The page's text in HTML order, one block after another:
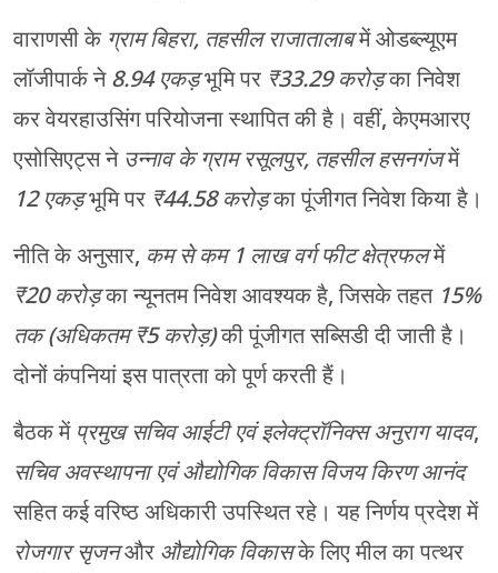
वाराणसी के ग्राम बिहरा, तहसील राजातालाबमें ओडब्ल्यूएम
लॉजीपार्क ने8.94 एकड़भूमि पर ₹33.29 करोड़का निवेश
कर वेयरहाउसिंग परियोजना स्थापित की है। वहीं, केएमआरए
एसोसिएट्स ने उन्नाव के ग्राम रसूलपुर, तहसील हसनगंजमें
12 एकड़भूमि पर ₹44.58 करोड़का पूंजीगत निवेश किया है।
नीति के अनुसार, कम से कम 1 लाख वर्ग फीट क्षेत्रफलमें
₹20 करोड़का न्यूनतम निवेश आवश्यक है, जिसके तहत 15%
तक (अधिकतम ₹5 करोड़)की पूंजीगत सब्सिडी दी जाती है।
दोनों कंपनियां इस पात्रता को पूर्ण करती हैं।
बैठक में प्रमुख सचिव आईटी एवं इलेक्ट्रॉनिक्स अनुराग यादव,
सचिव अवस्थापना एवं औद्योगिक विकास विजय किरण आनंद
सहित कई वरिष्ठ अधिकारी उपस्थित रहे। यह निर्णय प्रदेश में
रोजगार सृजनऔर औद्योगिक विकासके लिए मील का पत्थर